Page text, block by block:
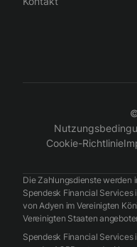
Cookie-Richtlinie
Die Zahlungsdienste werden
Spendesk Financial Services
von Adyen im Vereinigten
Vereinigten Staaten
Spendesk Financial